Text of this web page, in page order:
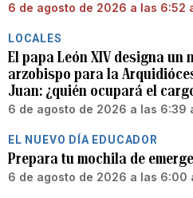
6 de agosto de 2026 a las 6:52
LOCALES
El papa León XIV designa un
arzobispo para la
Juan: ¿quién ocupará el
6 de agosto de 2026 a las 6:39
EL NUEVO DÍA EDUCADOR
Prepara tu mochila de
6 de agosto de 2026 a las 6:00